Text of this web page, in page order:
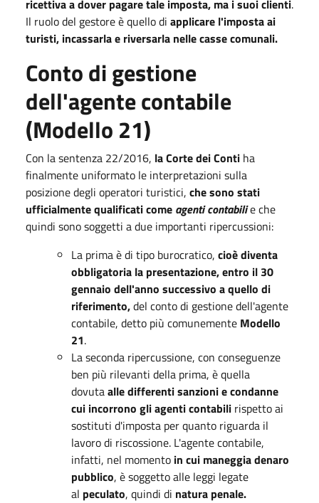
ricettiva a dover pagare tale imposta, ma i suoi clienti.
Il ruolo del gestore è quello di applicare l'imposta ai
turisti, incassarla e riversarla nelle casse comunali.
Conto di gestione
dell'agente contabile
(Modello 21)
Con la sentenza 22/2016, la Corte dei Conti ha
finalmente uniformato le interpretazioni sulla
posizione degli operatori turistici, che sono stati
ufficialmente qualificati come agenti contabilie che
quindi sono soggetti a due importanti ripercussioni:
La prima è di tipo burocratico, cioè diventa
obbligatoria la presentazione, entro il 30
gennaio dell'anno successivo a quello di
riferimento,del conto di gestione dell'agente
contabile, detto più comunemente Modello
21.
La seconda ripercussione, con conseguenze
ben più rilevanti della prima, è quella
dovutaalle differenti sanzioni e condanne
cui incorrono gli agenti contabili rispetto ai
sostituti d'imposta per quanto riguarda il
lavoro di riscossione. L'agente contabile,
infatti, nel momento in cui maneggia denaro
pubblico, è soggetto alle leggi legate
al peculato, quindi di natura penale.